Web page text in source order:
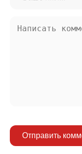
Отправить